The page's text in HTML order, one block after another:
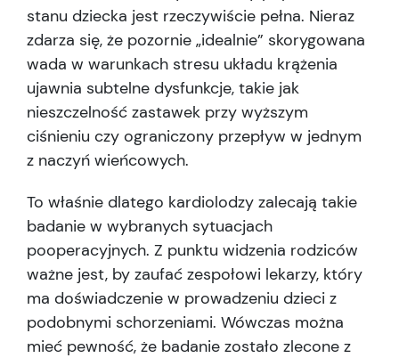
stanu dziecka jest rzeczywiście pełna. Nieraz
zdarza się, że pozornie „idealnie” skorygowana
wada w warunkach stresu układu krążenia
ujawnia subtelne dysfunkcje, takie jak
nieszczelność zastawek przy wyższym
ciśnieniu czy ograniczony przepływ w jednym
z naczyń wieńcowych.
To właśnie dlatego kardiolodzy zalecają takie
badanie w wybranych sytuacjach
pooperacyjnych. Z punktu widzenia rodziców
ważne jest, by zaufać zespołowi lekarzy, który
ma doświadczenie w prowadzeniu dzieci z
podobnymi schorzeniami. Wówczas można
mieć pewność, że badanie zostało zlecone z